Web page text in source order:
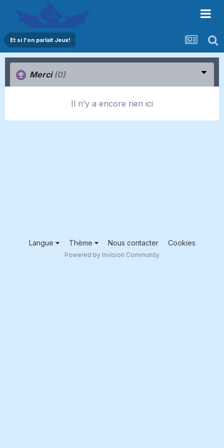
Et si l'on parlait Jeux!
Merci(0)
Il n’y a encore rien ici
Langue Thème Nous contacter Cookies
Powered by Invision Community